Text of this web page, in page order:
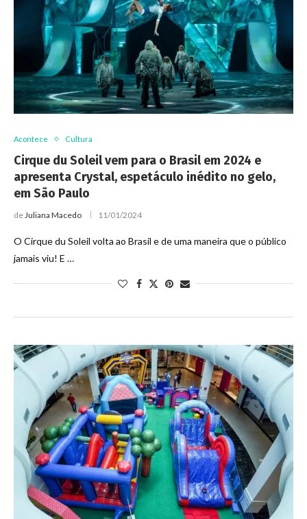
Acontece Cultura
Cirque du Soleil vem para o Brasil em 2024 e
apresenta Crystal, espetáculo inédito no gelo,
em São Paulo
deJuliana Macedo 11/01/2024
O Cirque du Soleil volta ao Brasil e de uma maneira que o público
jamais viu! E …